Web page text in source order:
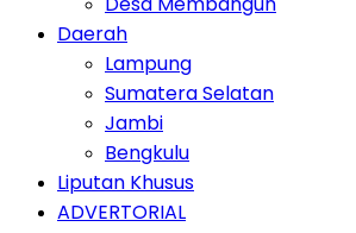
Daerah
Lampung
Sumatera Selatan
Jambi
Bengkulu
Liputan Khusus
ADVERTORIAL